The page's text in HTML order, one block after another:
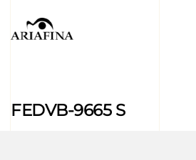
FEDVB-9665 S